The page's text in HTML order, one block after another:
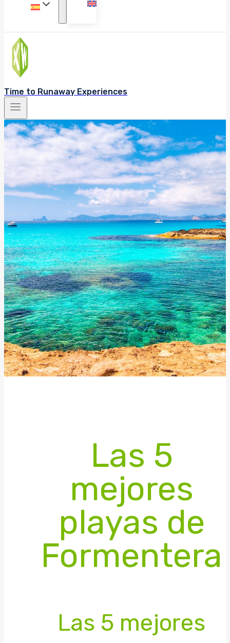
Time to Runaway Experiences
Las 5
mejores
playas de
Formentera
Las 5 mejores